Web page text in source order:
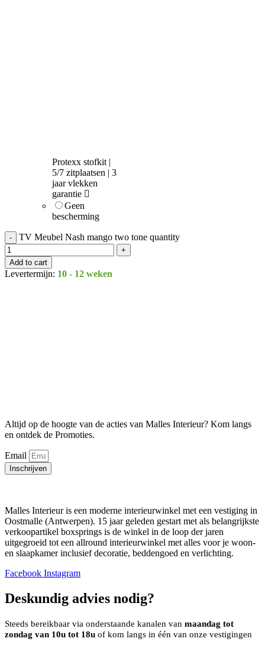
Protexx stofkit |
5/7 zitplaatsen | 3
jaar vlekken
garantie
Geen
bescherming
TV Meubel Nash mango two tone quantity
Add to cart
Levertermijn: 10 - 12 weken
Altijd op de hoogte van de acties van Malles Interieur? Kom langs
en ontdek de Promoties.
Email
Inschrijven
Malles Interieur is een moderne interieurwinkel met een vestiging in
Oostmalle (Antwerpen). 15 jaar geleden gestart met als belangrijkste
verkoopartikel boxsprings is de winkel in de loop der jaren
uitgegroeid tot een allround interieurwinkel met alles voor je woon-
en slaapkamer inclusief decoratie, beddengoed en verlichting.
Facebook Instagram
Deskundig advies nodig?
Steeds bereikbaar via onderstaande kanalen van maandag tot
zondag van 10u tot 18u of kom langs in één van onze vestigingen